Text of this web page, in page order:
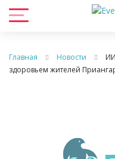
Главная Новости
здоровьем жителей